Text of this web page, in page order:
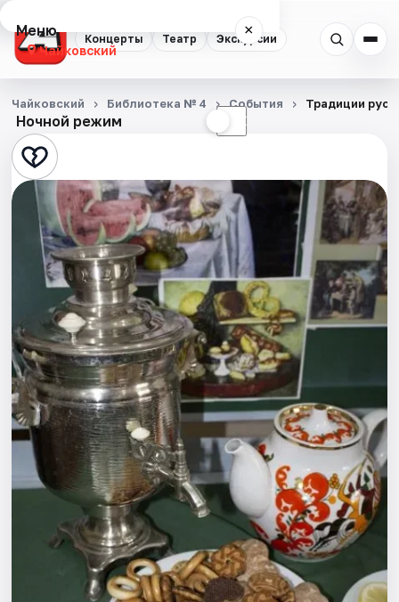
Концерты Театр Экскурсии
Меню ×
Чайковский
Концерты
Театр
Экскурсии
События
Города
Площадки
Артисты
Рейтинги
Ночной режим ☾
Чайковский Библиотека № 4 События Традиции